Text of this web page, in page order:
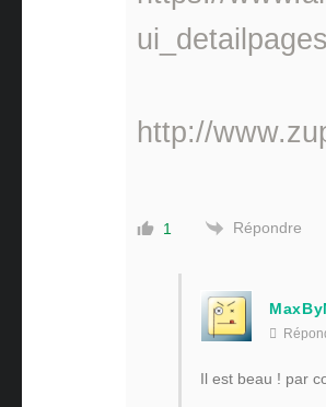
http://
1 Répondre
Il est beau ! par